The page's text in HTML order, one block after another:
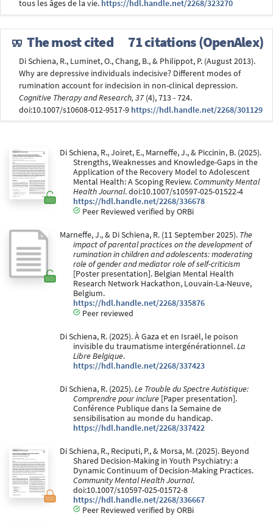
tous les âges de la vie. https://hdl.handle.net/2268/323270
The most cited 71 citations (OpenAlex)
Di Schiena, R., Luminet, O., Chang, B., & Philippot, P. (August 2013).
Why are depressive individuals indecisive? Different modes of
rumination account for indecision in non-clinical depression.
Cognitive Therapy and Research, 37 (4), 713 - 724.
doi:10.1007/s10608-012-9517-9 https://hdl.handle.net/2268/301129
Di Schiena, R., Joiret, E., Marneffe, J., & Piccinin, B. (2025).
Strengths, Weaknesses and Knowledge-Gaps in the
Application of the Recovery Model to Adolescent
Mental Health: A Scoping Review.Community Mental
Health Journal. doi:10.1007/s10597-025-01522-4
https://hdl.handle.net/2268/336678
Peer Reviewed verified by ORBi
Marneffe, J., & Di Schiena, R. (11 September 2025). The
impact of parental practices on the development of
rumination in children and adolescents: moderating
role of gender and mediator role of self-criticism
[Poster presentation]. Belgian Mental Health
Research Network Hackathon, Louvain-La-Neuve,
Belgium.
https://hdl.handle.net/2268/335876
Peer reviewed
Di Schiena, R. (2025). À Gaza et en Israël, le poison
invisible du traumatisme intergénérationnel.La
Libre Belgique.
https://hdl.handle.net/2268/337423
Di Schiena, R. (2025).Le Trouble du Spectre Autistique:
Comprendre pour inclure [Paper presentation].
Conférence Publique dans la Semaine de
sensibilisation au monde du handicap.
https://hdl.handle.net/2268/337422
Di Schiena, R., Reciputi, P., & Morsa, M. (2025). Beyond
Shared Decision-Making in Youth Psychiatry: a
Dynamic Continuum of Decision-Making Practices.
Community Mental Health Journal.
doi:10.1007/s10597-025-01572-8
https://hdl.handle.net/2268/336667
Peer Reviewed verified by ORBi